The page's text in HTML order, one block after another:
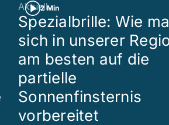
2 Min
Aktuell
Spezialbrille: Wie
sich in unserer
am besten auf die
partielle
Sonnenfinsternis
vorbereitet